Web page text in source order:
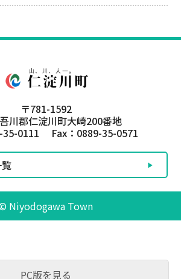
〒781-1592
川郡仁淀川町大崎200番地
35-0111 Fax：0889-35-0571
Niyodogawa Town
PC版を見る